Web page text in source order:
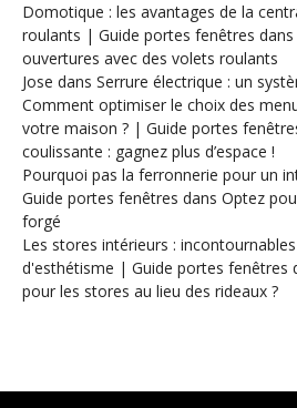
Domotique : les avantages de la
roulants | Guide portes fenêtres dans
ouvertures avec des volets roulants
Jose dans Serrure électrique : un
Comment optimiser le choix des
votre maison ? | Guide portes
coulissante : gagnez plus d’espace !
Pourquoi pas la ferronnerie pour un
Guide portes fenêtres dans Optez
forgé
Les stores intérieurs :
d'esthétisme | Guide portes fenêtres
pour les stores au lieu des rideaux ?